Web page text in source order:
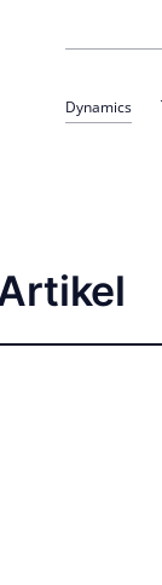
Dynamics